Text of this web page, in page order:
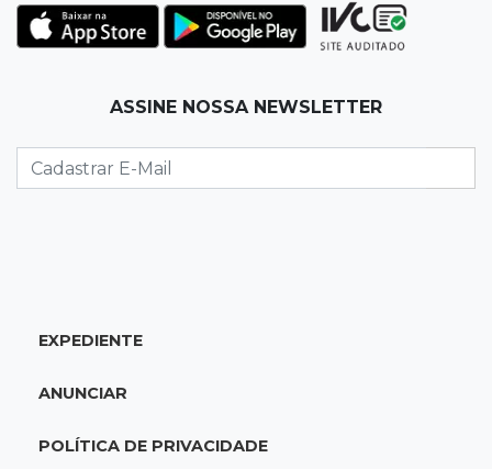
Corinthians vence Bragantino por 2 a 0 e sobe
para 7º no Brasileirão
Na Vila Belmiro
lugar no Brasileirão
18:33Em 2022
adolescente atropelada no Amazonas
ASSINE NOSSA NEWSLETTER
EXPEDIENTE
ANUNCIAR
POLÍTICA DE PRIVACIDADE